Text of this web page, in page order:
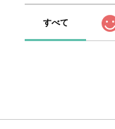
すべて